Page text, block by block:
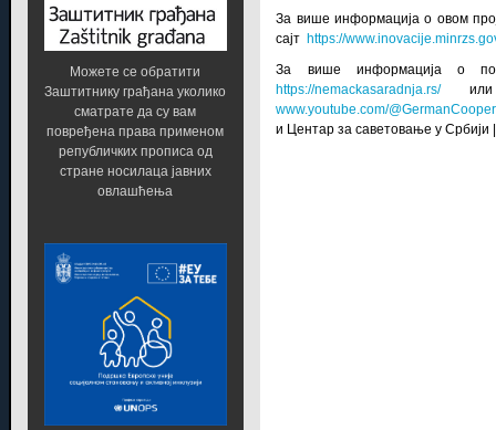
За више информација о овом
сајтhttps://
За више информација о
https://nemackasaradnja.rs/или
www.youtube.com/
и Центар за саветовање у Србији
Можете се обратити
Заштитнику грађана уколико
сматрате да су вам
повређена права применом
републичких прописа од
стране носилаца јавних
овлашћења